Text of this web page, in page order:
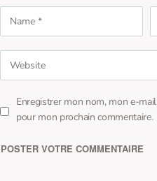
Enregistrer mon nom, mon e-
pour mon prochain commentaire.